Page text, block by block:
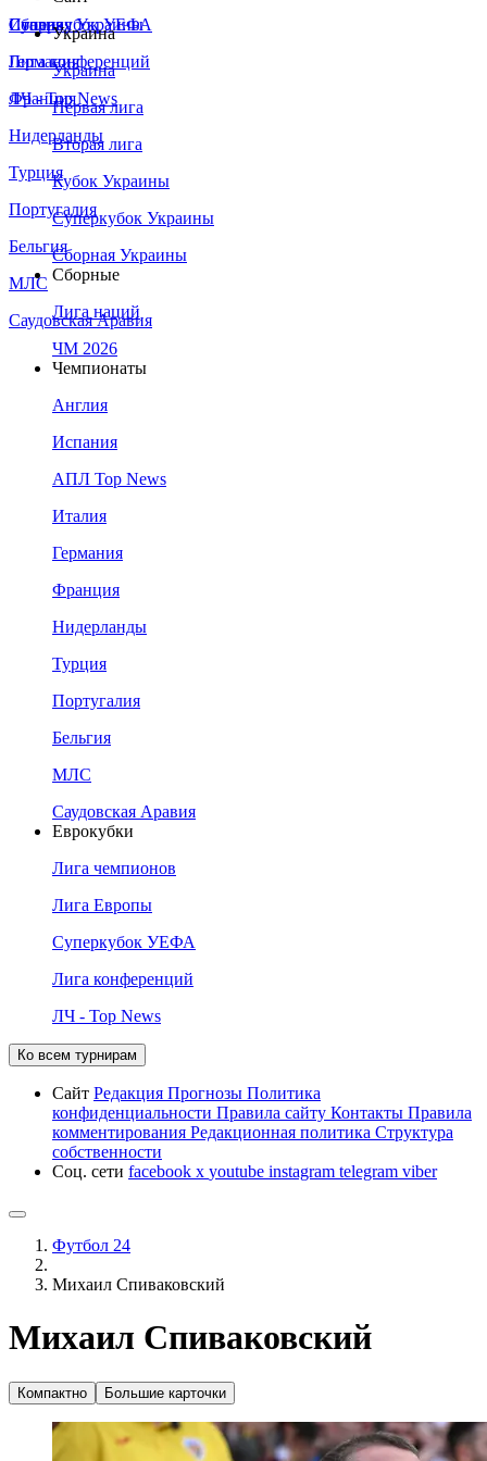
Сборная Украины
Италия
Германия
Франция
Нидерланды
Турция
Португалия
Бельгия
МЛС
Саудовская Аравия
Суперкубок УЕФА
Лига конференций
ЛЧ - Top News
Украина
Украина
Первая лига
Вторая лига
Кубок Украины
Суперкубок Украины
Сборная Украины
Сборные
Лига наций
ЧМ 2026
Чемпионаты
Англия
Испания
АПЛ Top News
Италия
Германия
Франция
Нидерланды
Турция
Португалия
Бельгия
МЛС
Саудовская Аравия
Еврокубки
Лига чемпионов
Лига Европы
Суперкубок УЕФА
Лига конференций
ЛЧ - Top News
Ко всем турнирам
Сайт Редакция Прогнозы Политика
конфиденциальности Правила сайту Контакты Правила
комментирования Редакционная политика Структура
собственности
Соц. сети facebook x youtube instagram telegram viber
Футбол 24
Михаил Спиваковский
Михаил Спиваковский
Компактно Большие карточки